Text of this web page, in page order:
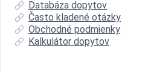
Databáza dopytov
Často kladené otázky
Obchodné podmienky
Kalkulátor dopytov